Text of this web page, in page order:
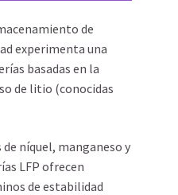
de
experimenta una
basadas en la
de litio (conocidas
níquel, manganeso y
LFP ofrecen
de estabilidad